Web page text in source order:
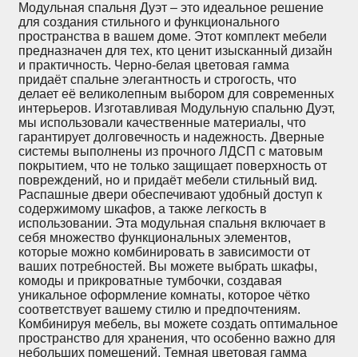
Модульная спальня Дуэт – это идеальное решение
для создания стильного и функционального
пространства в вашем доме. Этот комплект мебели
предназначен для тех, кто ценит изысканный дизайн
и практичность. Черно-белая цветовая гамма
придаёт спальне элегантность и строгость, что
делает её великолепным выбором для современных
интерьеров. Изготавливая Модульную спальню Дуэт,
мы использовали качественные материалы, что
гарантирует долговечность и надежность. Дверные
системы выполнены из прочного ЛДСП с матовым
покрытием, что не только защищает поверхность от
повреждений, но и придаёт мебели стильный вид.
Распашные двери обеспечивают удобный доступ к
содержимому шкафов, а также легкость в
использовании. Эта модульная спальня включает в
себя множество функциональных элементов,
которые можно комбинировать в зависимости от
ваших потребностей. Вы можете выбрать шкафы,
комоды и прикроватные тумбочки, создавая
уникальное оформление комнаты, которое чётко
соответствует вашему стилю и предпочтениям.
Комбинируя мебель, вы можете создать оптимальное
пространство для хранения, что особенно важно для
небольших помещений. Темная цветовая гамма